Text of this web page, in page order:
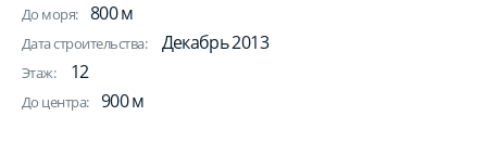
До моря: 800 м
Дата строительства: Декабрь 2013
Этаж: 12
До центра: 900 м